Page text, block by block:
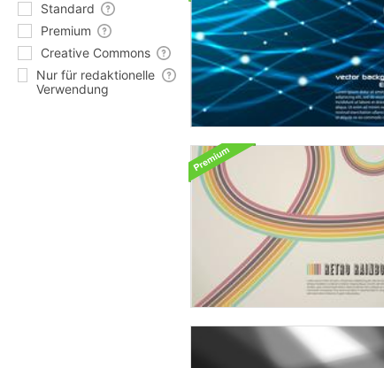
Standard
Premium
Creative Commons
Nur für redaktionelle
Verwendung